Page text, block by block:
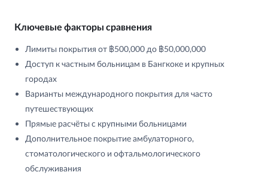
Ключевые факторы сравнения
Лимиты покрытия от ฿500,000 до ฿50,000,000
Доступ к частным больницам в Бангкоке и крупных
городах
Варианты международного покрытия для часто
путешествующих
Прямые расчёты с крупными больницами
Дополнительное покрытие амбулаторного,
стоматологического и офтальмологического
обслуживания